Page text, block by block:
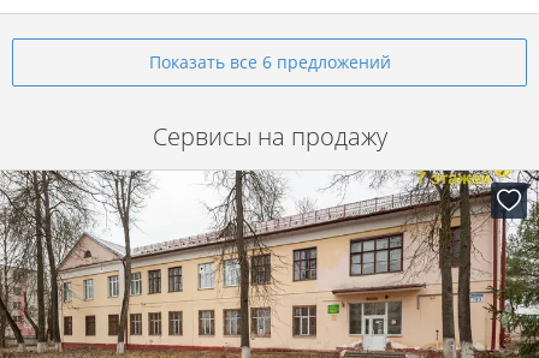
Показать все 6 предложений
Сервисы на продажу